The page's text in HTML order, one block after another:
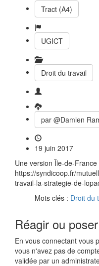
Tract (A4)
UGICT
Droit du travail
par @Damien
19 juin 2017
Une version Île-de-
https://syndicoop.fr/
travail-la-strategie-de-
Mots clés : Droit du
Réagir ou
En vous connectant vous
vous n'avez pas de
validée par un